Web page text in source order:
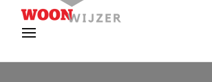
De-woonwijzer.nl
| Lees alles op het gebied van wonen